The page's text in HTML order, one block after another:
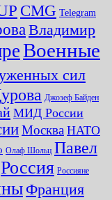
CMG Telegram
Владимир
Военные
сил
Джозеф Байден
МИД России
Москва НАТО
Олаф Шольц Павел
Россия Россияне
Франция